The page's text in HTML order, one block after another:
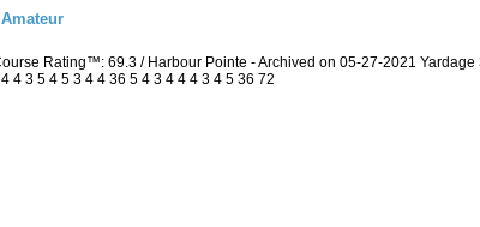
Rating™: 69.3 / Harbour Pointe - Archived on 05-27-2021
4 3 5 4 5 3 4 4 36 5 4 3 4 4 4 3 4 5 36 72